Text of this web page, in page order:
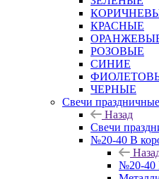
КРАСНЫЕ
РОЗОВЫЕ
СИНИЕ
ЧЕРНЫЕ
Свечи
Назад
Свечи
№20-40 В
№20-40